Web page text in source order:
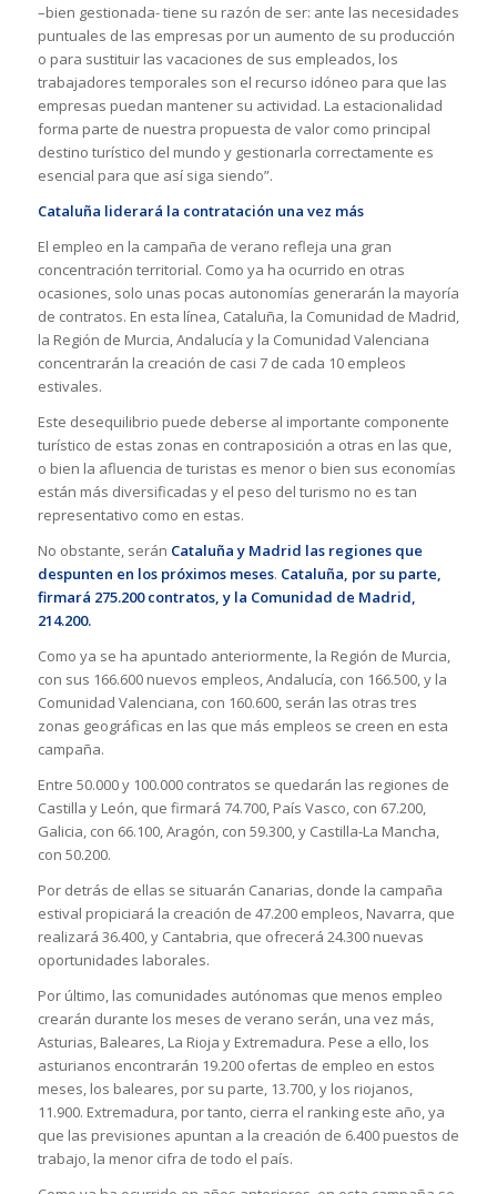
–bien gestionada- tiene su razón de ser: ante las necesidades
puntuales de las empresas por un aumento de su producción
o para sustituir las vacaciones de sus empleados, los
trabajadores temporales son el recurso idóneo para que las
empresas puedan mantener su actividad. La estacionalidad
forma parte de nuestra propuesta de valor como principal
destino turístico del mundo y gestionarla correctamente es
esencial para que así siga siendo”.
Cataluña liderará la contratación una vez más
El empleo en la campaña de verano refleja una gran
concentración territorial. Como ya ha ocurrido en otras
ocasiones, solo unas pocas autonomías generarán la mayoría
de contratos. En esta línea, Cataluña, la Comunidad de Madrid,
la Región de Murcia, Andalucía y la Comunidad Valenciana
concentrarán la creación de casi 7 de cada 10 empleos
estivales.
Este desequilibrio puede deberse al importante componente
turístico de estas zonas en contraposición a otras en las que,
o bien la afluencia de turistas es menor o bien sus economías
están más diversificadas y el peso del turismo no es tan
representativo como en estas.
No obstante, serán Cataluña y Madrid las regiones que
despunten en los próximos meses. Cataluña, por su parte,
firmará 275.200 contratos, y la Comunidad de Madrid,
214.200.
Como ya se ha apuntado anteriormente, la Región de Murcia,
con sus 166.600 nuevos empleos, Andalucía, con 166.500, y la
Comunidad Valenciana, con 160.600, serán las otras tres
zonas geográficas en las que más empleos se creen en esta
campaña.
Entre 50.000 y 100.000 contratos se quedarán las regiones de
Castilla y León, que firmará 74.700, País Vasco, con 67.200,
Galicia, con 66.100, Aragón, con 59.300, y Castilla-La Mancha,
con 50.200.
Por detrás de ellas se situarán Canarias, donde la campaña
estival propiciará la creación de 47.200 empleos, Navarra, que
realizará 36.400, y Cantabria, que ofrecerá 24.300 nuevas
oportunidades laborales.
Por último, las comunidades autónomas que menos empleo
crearán durante los meses de verano serán, una vez más,
Asturias, Baleares, La Rioja y Extremadura. Pese a ello, los
asturianos encontrarán 19.200 ofertas de empleo en estos
meses, los baleares, por su parte, 13.700, y los riojanos,
11.900. Extremadura, por tanto, cierra el ranking este año, ya
que las previsiones apuntan a la creación de 6.400 puestos de
trabajo, la menor cifra de todo el país.